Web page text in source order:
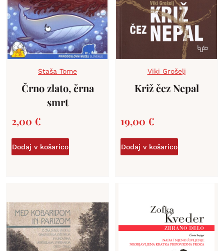
Staša Tome
Črno zlato, črna
smrt
2,00 €
Dodaj v košarico
Viki Grošelj
Križ čez Nepal
19,00 €
Dodaj v košarico